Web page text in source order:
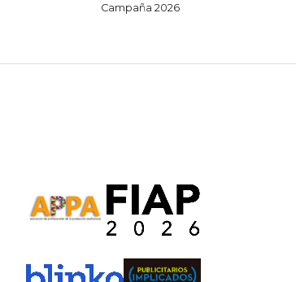
Campaña 2026